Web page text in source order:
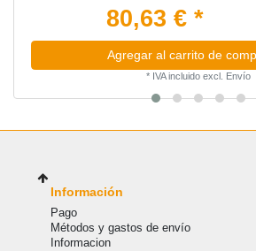
80,63 € *
Agregar al carrito de
* IVA incluido excl. Envío
Información
Pago
Métodos y gastos de envío
Informacion